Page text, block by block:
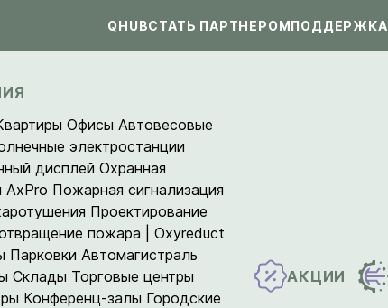
QHUBСТАТЬ ПАРТНЕРОМПОДДЕРЖКА
Офисы Автовесовые
электростанции
дисплей Охранная
AxPro Пожарная сигнализация
Проектирование
пожара | Oxyreduct
Парковки Автомагистраль
Склады Торговые центры
Конференц-залы Городские
АКЦИИ